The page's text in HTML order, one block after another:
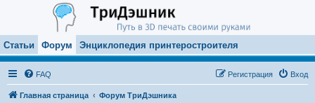
Статьи Форум Энциклопедия принтеростроителя
FAQ Вход
Регистрация
Главная страница Форум ТриДэшника